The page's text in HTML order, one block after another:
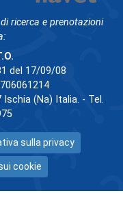
ricerca e prenotazioni
del 17/09/08
(Na) Italia. - Tel.
sulla privacy
cookie